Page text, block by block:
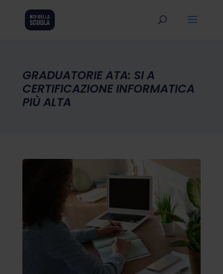
GRADUATORIE ATA: SI A
CERTIFICAZIONE INFORMATICA
PIÙ ALTA